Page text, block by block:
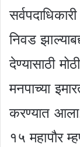
निवड
देण्यासाठी
मनपाच्या
करण्यात आला.
१५ महापौर